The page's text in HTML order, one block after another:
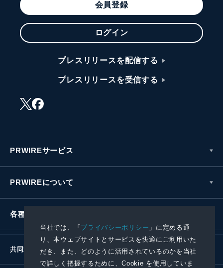
当社では、「プライバシーポリシー 」に定める通
り、本ウェブサイトとサービスを快適にご利用いた
だき、また、どのように活用されているのかを当社
で詳しく把握するために、Cookie を使用していま
会員登録
ログイン
プレスリリースを配信する
プレスリリースを受信する
PRWIREサービス
PRWIREについて
各種お問い合わせ
共同通信社グループ